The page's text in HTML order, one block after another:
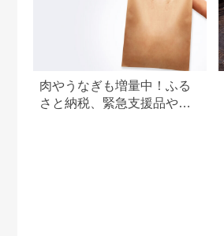
肉やうなぎも増量中！ふる
さと納税、緊急支援品やキ